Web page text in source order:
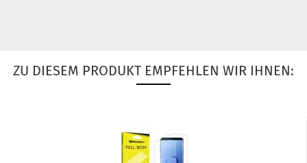
ZU DIESEM PRODUKT EMPFEHLEN WIR IHNEN: